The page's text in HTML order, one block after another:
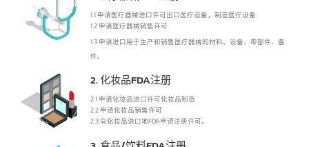
必须向 FDA 注册的产品类型
1. 医疗器械FDA注册